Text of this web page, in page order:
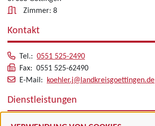
Zimmer: 8
Kontakt
Tel.: 0551 525-2490
Fax: 0551 525-62490
E-Mail:
koehler.j@landkreisgoettingen.de
Dienstleistungen